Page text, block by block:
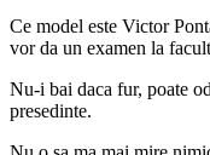
Ce model este Victor
vor da un examen la
Nu-i bai daca fur, poate
presedinte.